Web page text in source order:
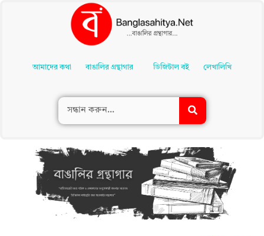
Contentআমাদের কথা বাঙালির গ্রন্থাগার ডিজিটাল বই লেখালিখি